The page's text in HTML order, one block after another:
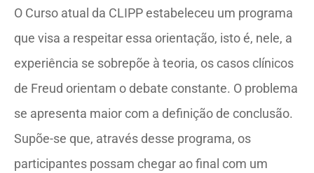
O Curso atual da CLIPP estabeleceu um programa
que visa a respeitar essa orientação, isto é, nele, a
experiência se sobrepõe à teoria, os casos clínicos
de Freud orientam o debate constante. O problema
se apresenta maior com a definição de conclusão.
Supõe-se que, através desse programa, os
participantes possam chegar ao final com um